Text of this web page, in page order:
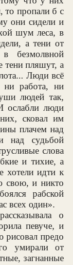
то пропали б с
они сидели и
шум леса, в
а тени от
безмолвной
тени пляшут, а
Люди всё
работа, ни
людей так,
ослабли люди
сковал им
плачем над
над судьбой
слова
и тихие, а
хотели идти к
свою, и никто
рабской
всех один».
о
певуче, и
рисовал предо
умирали от
загнанные